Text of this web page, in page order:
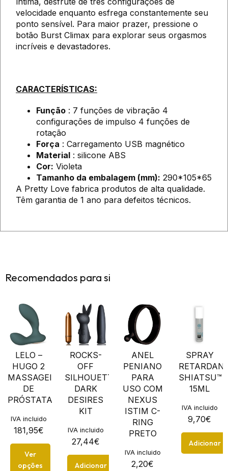
velocidade enquanto esfrega constantemente seu
ponto sensível. Para maior prazer, pressione o
botão Burst Climax para explorar seus orgasmos
incríveis e devastadores.
CARACTERÍSTICAS:
Função : 7 funções de vibração 4
configurações de impulso 4 funções de
rotação
Força : Carregamento USB magnético
Material : silicone ABS
Cor: Violeta
Tamanho da embalagem (mm): 290*105*65
A Pretty Love fabrica produtos de alta qualidade.
Têm garantia de 1 ano para defeitos técnicos.
Recomendados para si
LELO –
HUGO 2
MASSAGEIRO
DE
PRÓSTATA
181,95€
IVA incluido
Ver
opções
ROCKS-
OFF
SILHOUETTE
DARK
DESIRES
KIT
27,44€
IVA incluido
Adicionar
ANEL
PENIANO
PARA
USO COM
NEXUS
ISTIM C-
RING
PRETO
2,20€
IVA incluido
SPRAY
SHIATSU™
15ML
9,70€
IVA incluido
Adicionar